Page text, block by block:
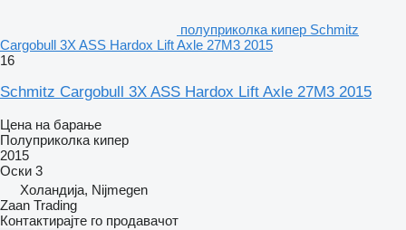
полуприколка кипер Schmitz
Cargobull 3X ASS Hardox Lift Axle 27M3 2015
16
Schmitz Cargobull 3X ASS Hardox Lift Axle 27M3 2015
Цена на барање
Полуприколка кипер
2015
Оски 3
Холандија, Nijmegen
Zaan Trading
Контактирајте го продавачот